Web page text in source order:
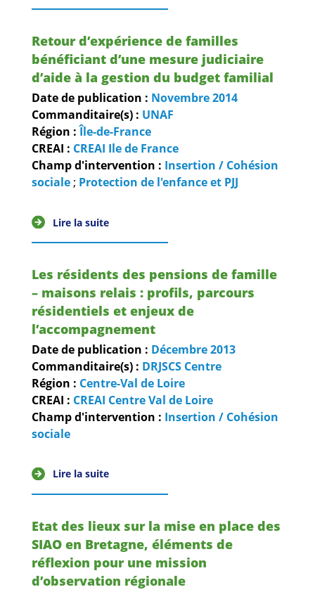
Retour d’expérience de familles
bénéficiant d’une mesure judiciaire
d’aide à la gestion du budget familial
Date de publication : Novembre2014
Commanditaire(s) : UNAF
Région :Île-de-France
CREAI : CREAI Ile de France
Champ d'intervention : Insertion / Cohésion
sociale ; Protection de l'enfance et PJJ
Lire la suite
Les résidents des pensions de famille
– maisons relais : profils, parcours
résidentiels et enjeux de
l’accompagnement
Date de publication : Décembre2013
Commanditaire(s) : DRJSCS Centre
Région : Centre-Val de Loire
CREAI : CREAI Centre Val de Loire
Champ d'intervention : Insertion / Cohésion
sociale
Lire la suite
Etat des lieux sur la mise en place des
SIAO en Bretagne, éléments de
réflexion pour une mission
d’observation régionale